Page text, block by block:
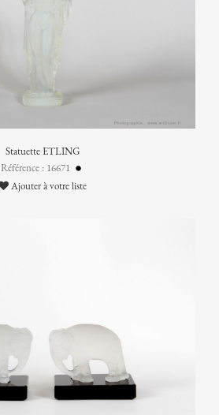
Statuette ETLING
Référence : 16671
Ajouter à votre liste